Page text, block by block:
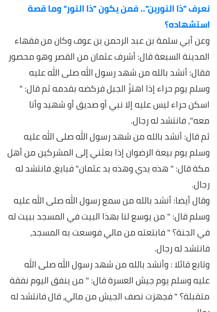
نعرف "ذا النورين".. فمن يكون "ذا النور" وما قصة
استشهاده؟
وعن أبي سلمة بن عبد الرحمن بن عوف وكان من فقهاء
المدينة السبعة قال: أشرف عثمان من القصر وهو محصور
فقال: أنشد بالله من شهد رسول الله صلى الله عليه
وسلم يوم حراء إذا اهتزّ الجبل فركضه بقدمه ثم قال: "
اسكن حراء ليس عليه إلا نبي أو صديق أو شهيد وأنا
معه"، فانتشد له رجال.
ثم قال: أنشد بالله من شهد رسول الله صلى الله عليه
وسلم يوم بيعة الرضوان إذا بعثني إلى المشركين من أهل
مكة قال: " هذه يدي وهذه يد عثمان" فبايغ، فانتشد له
رجال.
وقال أيضا: أنشد بالله من سمع رسول الله صلى الله عليه
وسلم قال: " من يوسع لنا بهذا البيت في المسجد ببيت له
في الجنة؟ " فابتعته من مالي فوسعت به المسجد،
فانتشد له رجال.
وتابع قائلا : وأنشد بالله من شهد رسول الله صلى الله
عليه وسلم يوم جيش العسرة قال: " من ينفق اليوم نفقة
متقبلة؟ " فجهزت نصف الجيش من مالي، قال فانتشد له